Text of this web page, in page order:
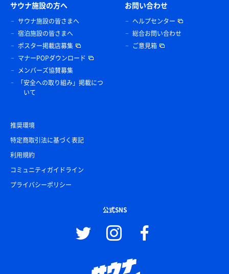
サウナ施設の方へ
サウナ施設の皆さまへ
宿泊施設の皆さまへ
ポスター掲載店募集
マナーPOPダウンロード
メンバーズ協賛募集
「安全への取り組み」掲載につ
いて
お問い合わせ
ヘルプセンター
総合お問い合わせ
ご意見箱
推奨環境
特定商取引法に基づく表記
利用規約
コミュニティガイドライン
プライバシーポリシー
公式SNS